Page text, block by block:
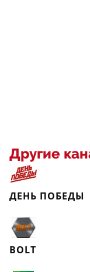
Другие
ДЕНЬ ПОБЕДЫ
BOLT